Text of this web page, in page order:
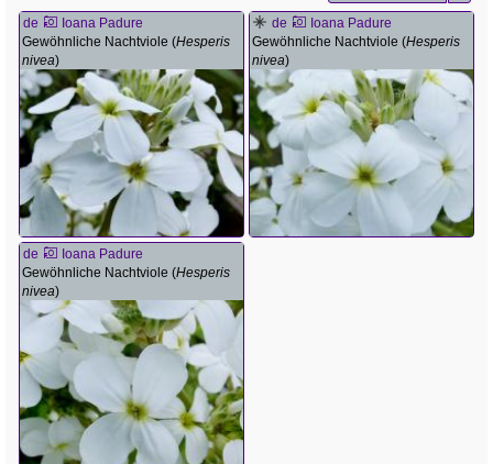
de
Ioana Padure
Gewöhnliche Nachtviole (Hesperis
nivea)
de
Ioana Padure
Gewöhnliche Nachtviole (Hesperis
nivea)
de
Ioana Padure
Gewöhnliche Nachtviole (Hesperis
nivea)